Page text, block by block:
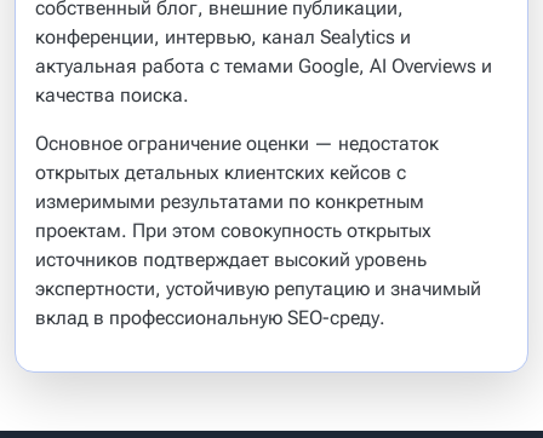
собственный блог, внешние публикации,
конференции, интервью, канал Sealytics и
актуальная работа с темами Google, AI Overviews и
качества поиска.
Основное ограничение оценки — недостаток
открытых детальных клиентских кейсов с
измеримыми результатами по конкретным
проектам. При этом совокупность открытых
источников подтверждает высокий уровень
экспертности, устойчивую репутацию и значимый
вклад в профессиональную SEO-среду.